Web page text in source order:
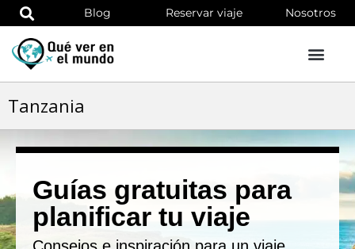
Blog Reservar viaje Nosotros
Tanzania
Guías gratuitas para
planificar tu viaje